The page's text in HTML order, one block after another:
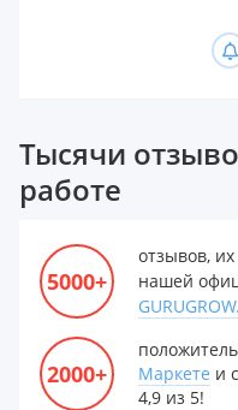
Тысячи
работе
5000+
отзывов,
нашей
GURUGROW.
2000+
Маркете и
4,9 из 5!